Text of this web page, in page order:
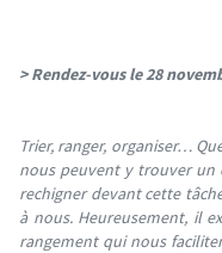
> Rendez-vous le 28
Trier, ranger, organiser…
nous peuvent y trouver un
rechigner devant cette
à nous. Heureusement, il
rangement qui nous